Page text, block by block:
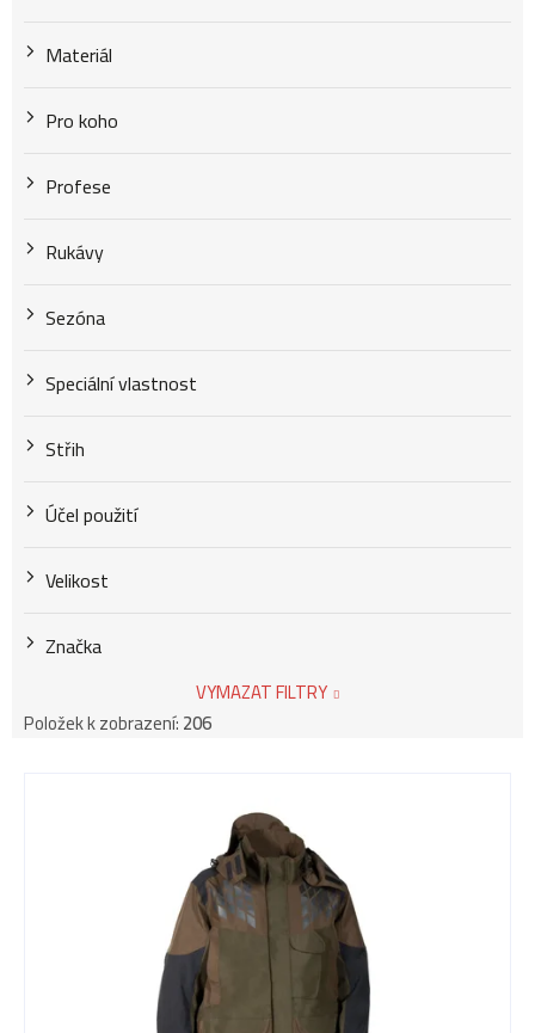
Materiál
Pro koho
Profese
Rukávy
Sezóna
Speciální vlastnost
Střih
Účel použití
Velikost
Značka
VYMAZAT FILTRY
Položek k zobrazení:206